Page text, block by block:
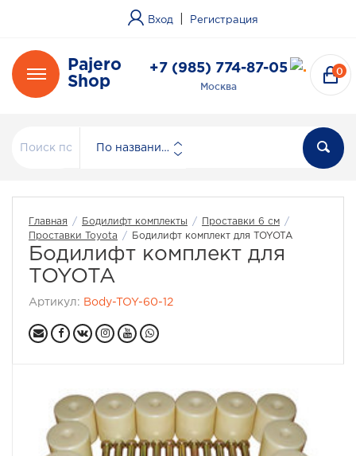
Вход Регистрация
Pajero
Shop
+7 (985) 774-87-05
Москва
0
По названию
Главная / Бодилифт комплекты / Проставки 6 см
/
Проставки Toyota
/ Бодилифт комплект для TOYOTA
Бодилифт комплект для
TOYOTA
Артикул: Body-TOY-60-12